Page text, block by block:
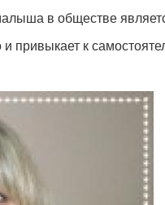
в обществе
привыкает к